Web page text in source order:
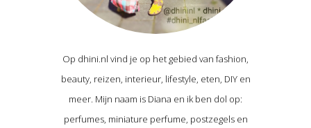
Op dhini.nl vind je op het gebied van fashion,
beauty, reizen, interieur, lifestyle, eten, DIY en
meer. Mijn naam is Diana en ik ben dol op:
perfumes, miniature perfume, postzegels en